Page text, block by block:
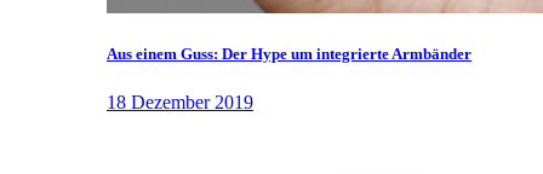
Aus einem Guss: Der Hype um integrierte Armbänder
18 Dezember 2019